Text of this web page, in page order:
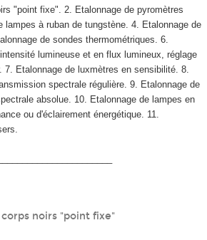
"point fixe". 2. Etalonnage de pyromètres
lampes à ruban de tungstène. 4. Etalonnage de
de sondes thermométriques. 6.
lumineuse et en flux lumineux, réglage
7. Etalonnage de luxmètres en sensibilité. 8.
spectrale régulière. 9. Etalonnage de
absolue. 10. Etalonnage de lampes en
ou d'éclairement énergétique. 11.
noirs "point fixe"